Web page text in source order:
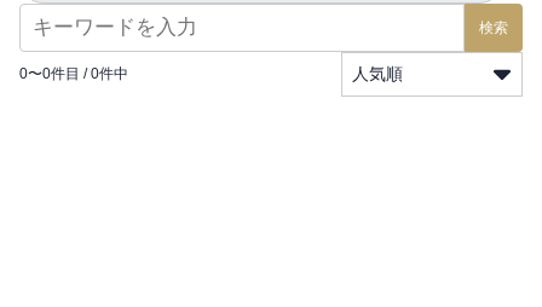
検索
0〜0件目 / 0件中 人気順